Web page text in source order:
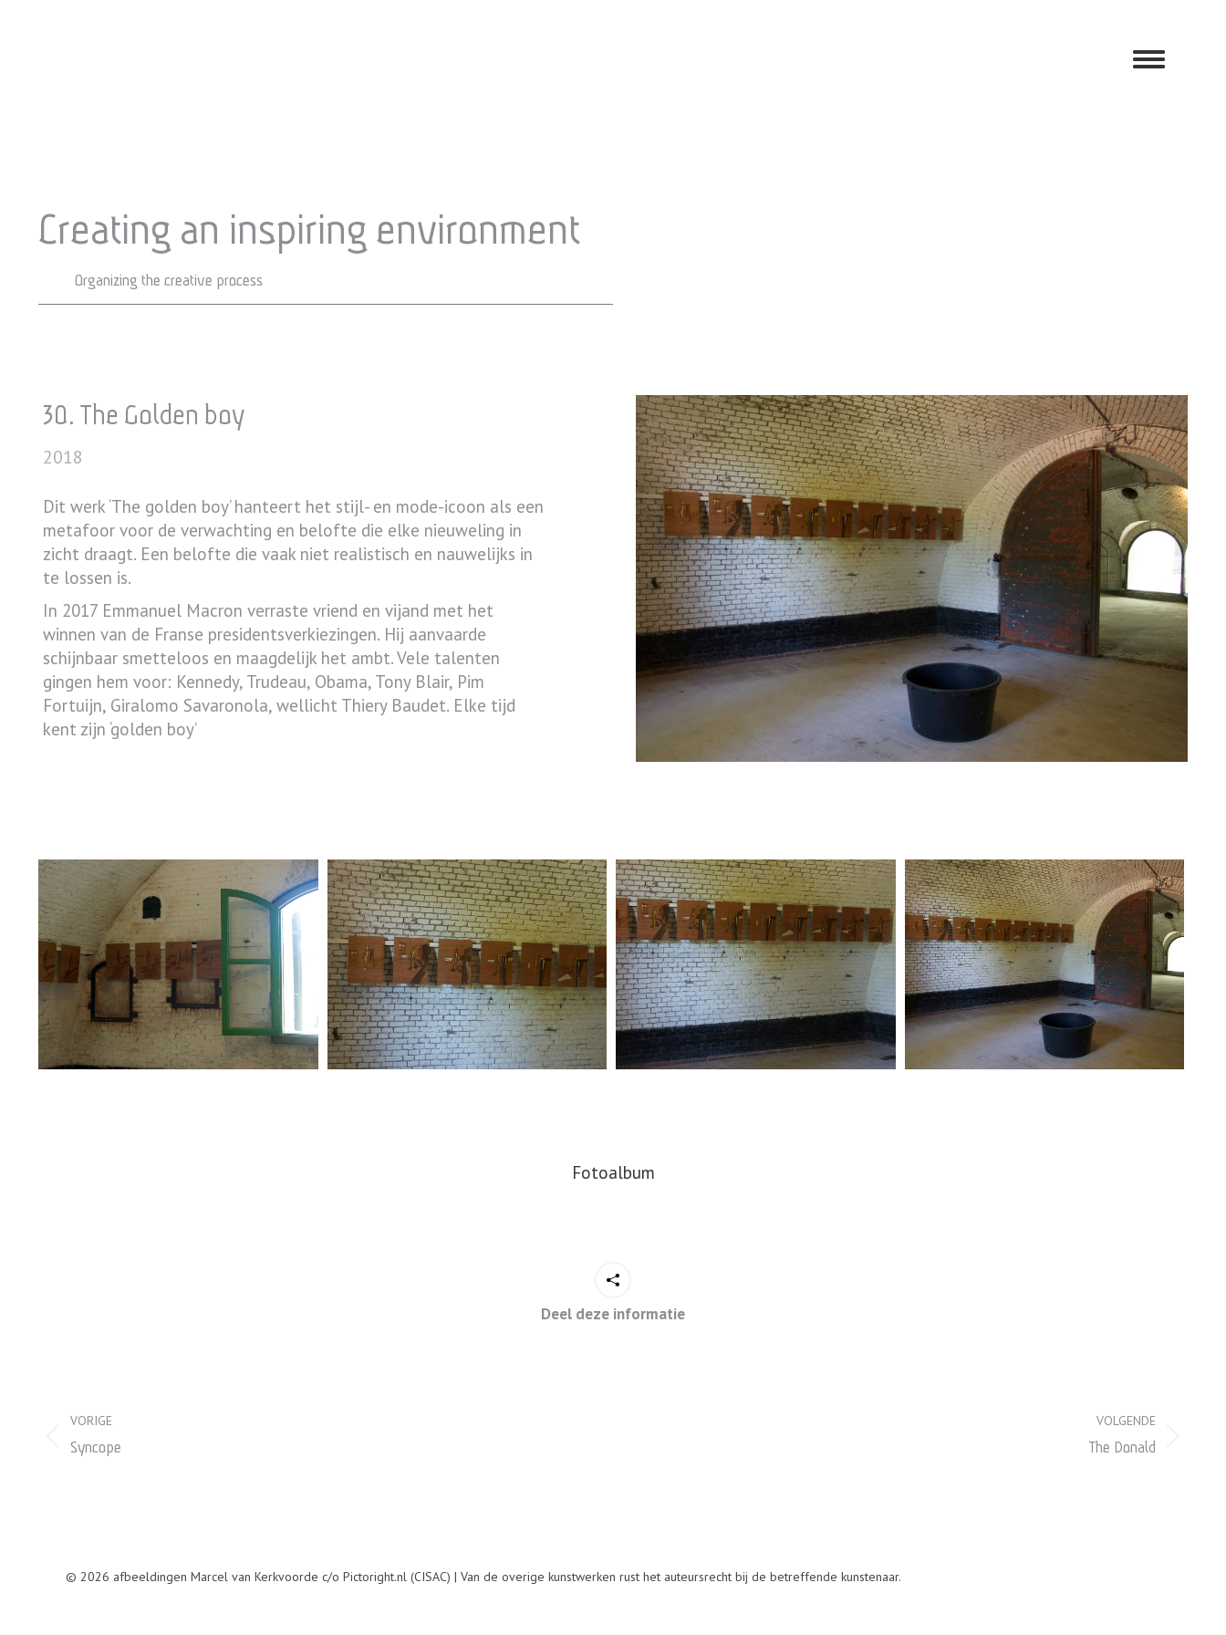
Creating an inspiring environment
Organizing the creative process
30. The Golden boy
2018
Dit werk ‘The golden boy’ hanteert het stijl- en mode-icoon als een
metafoor voor de verwachting en belofte die elke nieuweling in
zicht draagt. Een belofte die vaak niet realistisch en nauwelijks in
te lossen is.
In 2017 Emmanuel Macron verraste vriend en vijand met het
winnen van de Franse presidentsverkiezingen. Hij aanvaarde
schijnbaar smetteloos en maagdelijk het ambt. Vele talenten
gingen hem voor: Kennedy, Trudeau, Obama, Tony Blair, Pim
Fortuijn, Giralomo Savaronola, wellicht Thiery Baudet. Elke tijd
kent zijn ‘golden boy’
Fotoalbum
Deel deze informatie
Project
navigation
VORIGE
Previous
Syncope
VOLGENDE
The Donald
© 2026 afbeeldingen Marcel van Kerkvoorde c/o Pictoright.nl (CISAC) | Van de overige kunstwerken rust het auteursrecht bij de betreffende kunstenaar.